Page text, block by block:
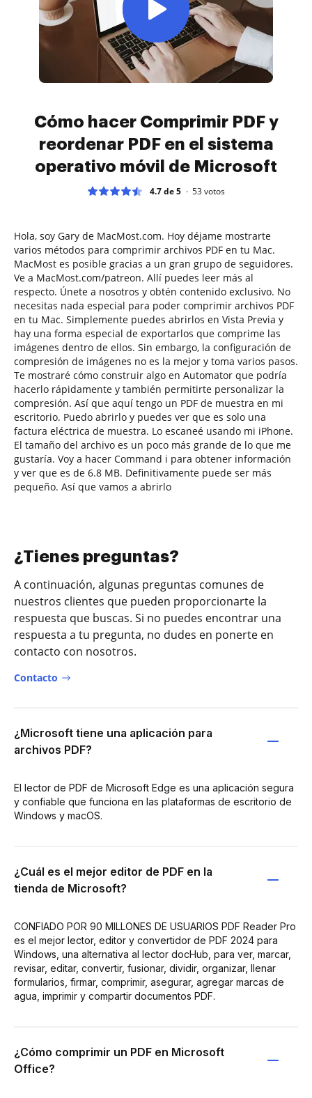
Cómo hacer Comprimir PDF y
reordenar PDF en el sistema
operativo móvil de Microsoft
4.7 de 5 53votos
Hola, soy Gary de MacMost.com. Hoy déjame mostrarte
varios métodos para comprimir archivos PDF en tu Mac.
MacMost es posible gracias a un gran grupo de seguidores.
Ve a MacMost.com/patreon. Allí puedes leer más al
respecto. Únete a nosotros y obtén contenido exclusivo. No
necesitas nada especial para poder comprimir archivos PDF
en tu Mac. Simplemente puedes abrirlos en Vista Previa y
hay una forma especial de exportarlos que comprime las
imágenes dentro de ellos. Sin embargo, la configuración de
compresión de imágenes no es la mejor y toma varios pasos.
Te mostraré cómo construir algo en Automator que podría
hacerlo rápidamente y también permitirte personalizar la
compresión. Así que aquí tengo un PDF de muestra en mi
escritorio. Puedo abrirlo y puedes ver que es solo una
factura eléctrica de muestra. Lo escaneé usando mi iPhone.
El tamaño del archivo es un poco más grande de lo que me
gustaría. Voy a hacer Command i para obtener información
y ver que es de 6.8 MB. Definitivamente puede ser más
pequeño. Así que vamos a abrirlo
¿Tienes preguntas?
A continuación, algunas preguntas comunes de
nuestros clientes que pueden proporcionarte la
respuesta que buscas. Si no puedes encontrar una
respuesta a tu pregunta, no dudes en ponerte en
contacto con nosotros.
Contacto
¿Microsoft tiene una aplicación para
archivos PDF?
El lector de PDF de Microsoft Edge es una aplicación segura
y confiable que funciona en las plataformas de escritorio de
Windows y macOS.
¿Cuál es el mejor editor de PDF en la
tienda de Microsoft?
CONFIADO POR 90 MILLONES DE USUARIOS PDF Reader Pro
es el mejor lector, editor y convertidor de PDF 2024 para
Windows, una alternativa al lector docHub, para ver, marcar,
revisar, editar, convertir, fusionar, dividir, organizar, llenar
formularios, firmar, comprimir, asegurar, agregar marcas de
agua, imprimir y compartir documentos PDF.
¿Cómo comprimir un PDF en Microsoft
Office?